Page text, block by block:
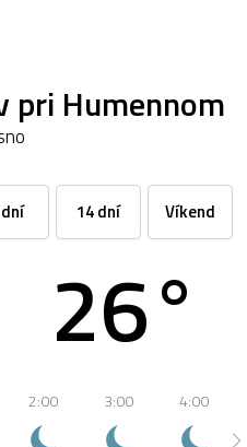
pri Humennom
14 dní Víkend
26°
2:00 3:00 4:00